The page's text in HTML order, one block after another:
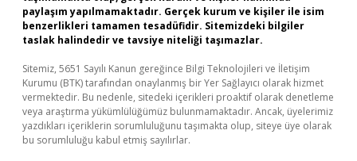
paylaşım yapılmamaktadır. Gerçek kurum ve kişiler ile isim
benzerlikleri tamamen tesadüfidir. Sitemizdeki bilgiler
taslak halindedir ve tavsiye niteliği taşımazlar.
Sitemiz, 5651 Sayılı Kanun gereğince Bilgi Teknolojileri ve İletişim
Kurumu (BTK) tarafından onaylanmış bir Yer Sağlayıcı olarak hizmet
vermektedir. Bu nedenle, sitedeki içerikleri proaktif olarak denetleme
veya araştırma yükümlülüğümüz bulunmamaktadır. Ancak, üyelerimiz
yazdıkları içeriklerin sorumluluğunu taşımakta olup, siteye üye olarak
bu sorumluluğu kabul etmiş sayılırlar.